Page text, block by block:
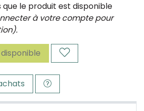
le produit est disponible
à votre compte pour